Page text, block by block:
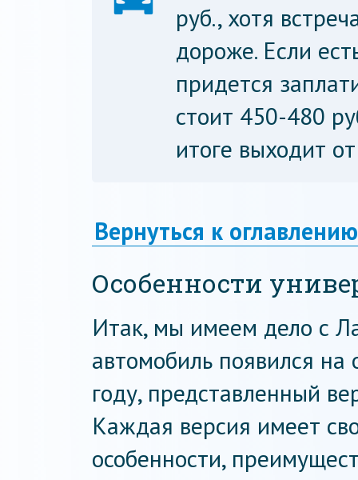
руб., хотя
дороже. Если
придется
стоит 450-480
итоге выходит
Вернуться к оглавлению
Особенности
Итак, мы имеем дело с
автомобиль появился
году, представленный
Каждая версия имеет
особенности,